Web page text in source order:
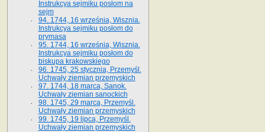
Instrukcya sejmiku posłom na
sejm
94. 1744, 16 września, Wisznia.
Instrukcya sejmiku posłom do
prymasa
95. 1744, 16 września, Wisznia.
Instrukcya sejmiku posłom do
biskupa krakowskiego
96. 1745, 25 stycznia, Przemyśl.
Uchwały ziemian przemyskich
97. 1744, 18 marca, Sanok.
Uchwały ziemian sanockich
98. 1745, 29 marca, Przemyśl.
Uchwały ziemian przemyskich
99. 1745, 19 lipca, Przemyśl.
Uchwały ziemian przemyskich